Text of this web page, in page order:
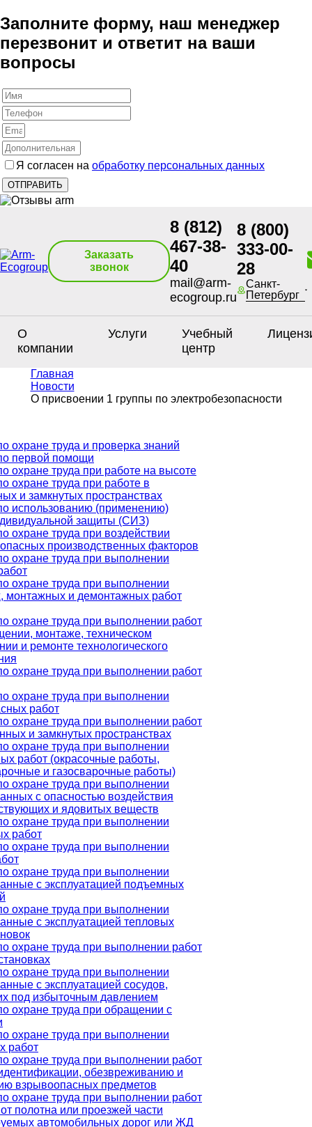
Заполните форму, наш менеджер
перезвонит и ответит на ваши
вопросы
Я согласен на обработку персональных данных
Заказать
звонок
8 (812)
467-38-
40
mail@arm-
ecogroup.ru
8 (800)
333-00-
28
Санкт-
Петербург
О
компании
Услуги
Учебный
центр
Главная
Новости
О присвоении 1 группы по электробезопасности
охране труда и проверка знаний
первой помощи
охране труда при работе на высоте
охране труда при работе в
и замкнутых пространствах
использованию (применению)
защиты (СИЗ)
охране труда при воздействии
производственных факторов
охране труда при выполнении
охране труда при выполнении
монтажных и демонтажных работ
охране труда при выполнении работ
монтаже, техническом
и ремонте технологического
охране труда при выполнении работ
охране труда при выполнении
работ
охране труда при выполнении работ
и замкнутых пространствах
охране труда при выполнении
работ (окрасочные работы,
и газосварочные работы)
охране труда при выполнении
с опасностью воздействия
и ядовитых веществ
охране труда при выполнении
работ
охране труда при выполнении
охране труда при выполнении
с эксплуатацией подъемных
охране труда при выполнении
с эксплуатацией тепловых
охране труда при выполнении работ
охране труда при выполнении
с эксплуатацией сосудов,
под избыточным давлением
охране труда при обращении с
охране труда при выполнении
работ
охране труда при выполнении работ
обезвреживанию и
взрывоопасных предметов
охране труда при выполнении работ
полотна или проезжей части
автомобильных дорог или ЖД